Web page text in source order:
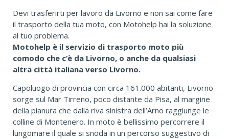
Devi trasferirti per lavoro da Livorno e non sai come fare
il trasporto della tua moto, con Motohelp hai la soluzione
al tuo problema.
Motohelp è il servizio di trasporto moto più
comodo che c’è da Livorno, o anche da qualsiasi
altra città italiana verso Livorno.
Capoluogo di provincia con circa 161.000 abitanti, Livorno
sorge sul Mar Tirreno, poco distante da Pisa, al margine
della pianura che dalla riva sinistra dell’Arno raggiunge le
colline di Montenero. In moto è bellissimo percorrere il
lungomare il quale si snoda in un percorso suggestivo di